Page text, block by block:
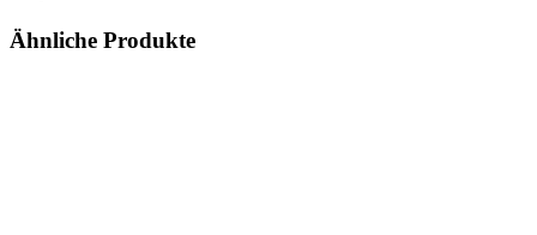
Ähnliche Produkte